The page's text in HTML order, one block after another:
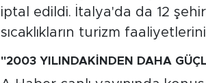
iptal edildi. İtalya'da da 12 şehir
sıcaklıkların turizm
"2003 YILINDAKİNDEN DAHA